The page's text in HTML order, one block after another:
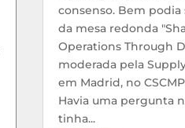
consenso. Bem
da mesa redonda
Operations Through
moderada pela
em Madrid, no
Havia uma pergunta
tinha...